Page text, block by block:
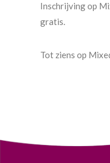
Inschrijving op
gratis.
Tot ziens op